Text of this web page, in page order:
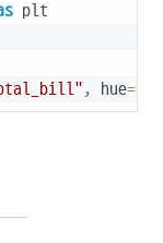
plt
, hue=